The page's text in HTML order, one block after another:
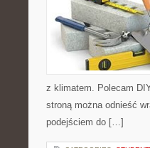
z klimatem. Polecam
stroną można odnieść
podejściem do […]